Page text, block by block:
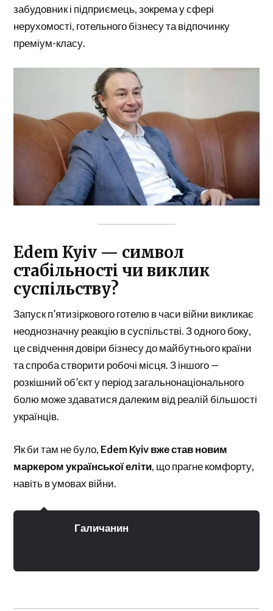
забудовник і підприємець, зокрема у сфері
нерухомості, готельного бізнесу та відпочинку
преміум-класу.
Edem Kyiv — символ
стабільності чи виклик
суспільству?
Запуск п’ятизіркового готелю в часи війни викликає
неоднозначну реакцію в суспільстві. З одного боку,
це свідчення довіри бізнесу до майбутнього країни
та спроба створити робочі місця. З іншого —
розкішний об’єкт у період загальнонаціонального
болю може здаватися далеким від реалій більшості
українців.
Як би там не було, Edem Kyiv вже став новим
маркером української еліти, що прагне комфорту,
навіть в умовах війни.
Галичанин